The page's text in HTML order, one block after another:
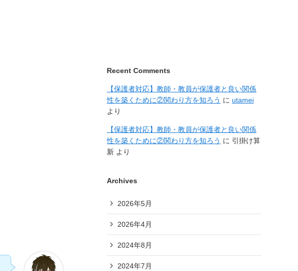
Recent Comments
【保護者対応】教師・教員が保護者と良い関係
性を築くために②関わり方を知ろう に utamei
より
【保護者対応】教師・教員が保護者と良い関係
性を築くために②関わり方を知ろう に 引掛け算
新 より
Archives
2026年5月
2026年4月
2024年8月
2024年7月